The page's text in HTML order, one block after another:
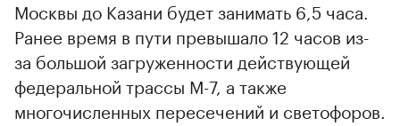
Москвы до Казани будет занимать 6,5 часа.
Ранее время в пути превышало 12 часов из-
за большой загруженности действующей
федеральной трассы М-7, а также
многочисленных пересечений и светофоров.